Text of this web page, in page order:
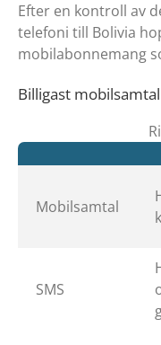
Efter en kontroll av
telefoni till Bolivia
mobilabonnemang
Billigast
Mobilsamtal
SMS